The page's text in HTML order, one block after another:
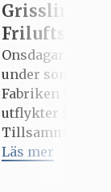
Grisslinge
Friluftsdag/
Onsdagar med
under
Fabriken in till
utflykter för dig
Tillsammans
testar roliga
Läs mer